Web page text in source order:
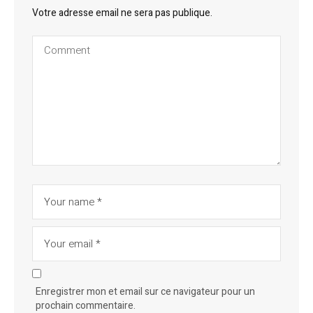
Votre adresse email ne sera pas publique.
Enregistrer mon et email sur ce navigateur pour un
prochain commentaire.